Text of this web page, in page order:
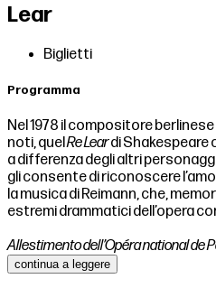
Lear
Biglietti
Programma
Nel 1978 il compositore
noti, quelRe Leardi Shakespeare
a differenza degli altri
gli consente di riconoscere
la musica di Reimann, che,
estremi drammatici dell’opera
Allestimento dell’Opéra national de
continua a leggere